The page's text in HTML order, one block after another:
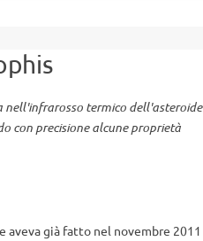
nell'infrarosso termico dell'asteroide
con precisione alcune proprietà
aveva già fatto nel novembre 2011